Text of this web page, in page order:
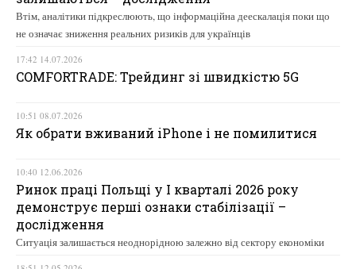
Втім, аналітики підкреслюють, що інформаційна деескалація поки що
не означає зниження реальних ризиків для українців
17:42 14.07.2026
COMFORTRADE: Трейдинг зі швидкістю 5G
10:51 08.07.2026
Як обрати вживаний iPhone і не помилитися
10:40 12.06.2026
Ринок праці Польщі у І кварталі 2026 року
демонструє перші ознаки стабілізації –
дослідження
Ситуація залишається неоднорідною залежно від сектору економіки